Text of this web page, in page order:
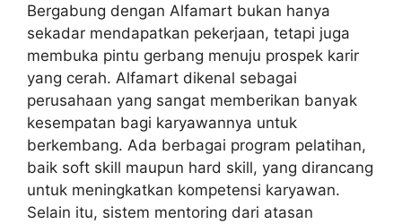
Bergabung dengan Alfamart bukan hanya
sekadar mendapatkan pekerjaan, tetapi juga
membuka pintu gerbang menuju prospek karir
yang cerah. Alfamart dikenal sebagai
perusahaan yang sangat memberikan banyak
kesempatan bagi karyawannya untuk
berkembang. Ada berbagai program pelatihan,
baik soft skill maupun hard skill, yang dirancang
untuk meningkatkan kompetensi karyawan.
Selain itu, sistem mentoring dari atasan